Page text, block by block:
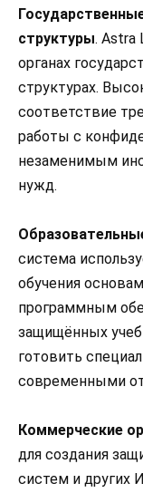
структуры. Astra
органах
структурах.
соответствие
работы с
незаменимым
нужд.
система
обучения
программным
защищённых
готовить
современными
Коммерческие
для создания
систем и других